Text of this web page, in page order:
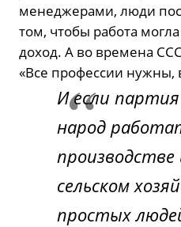
менеджерами, люди
том, чтобы работа
доход. А во времена
«Все профессии нужны,
И если
народ
производстве
сельском
простых